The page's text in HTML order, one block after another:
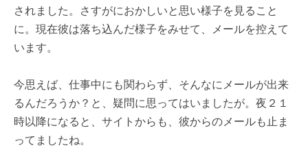
されました。さすがにおかしいと思い様子を見ること
に。現在彼は落ち込んだ様子をみせて、メールを控えて
います。
今思えば、仕事中にも関わらず、そんなにメールが出来
るんだろうか？と、疑問に思ってはいましたが。夜２１
時以降になると、サイトからも、彼からのメールも止ま
ってましたね。